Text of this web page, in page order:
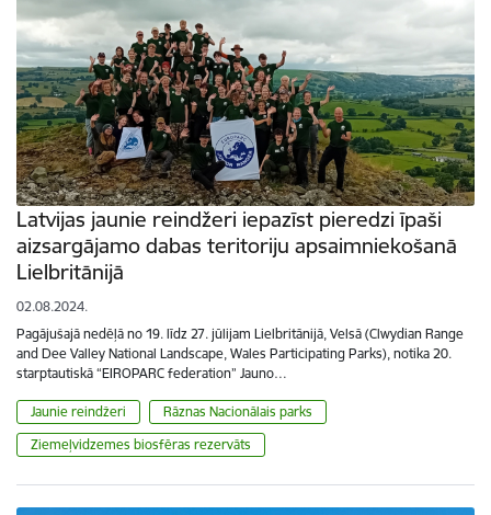
Latvijas jaunie reindžeri iepazīst pieredzi īpaši
aizsargājamo dabas teritoriju apsaimniekošanā
Lielbritānijā
02.08.2024.
Pagājušajā nedēļā no 19. līdz 27. jūlijam Lielbritānijā, Velsā (Clwydian Range
and Dee Valley National Landscape, Wales Participating Parks), notika 20.
starptautiskā “EIROPARC federation” Jauno…
Jaunie reindžeri
Rāznas Nacionālais parks
Ziemeļvidzemes biosfēras rezervāts